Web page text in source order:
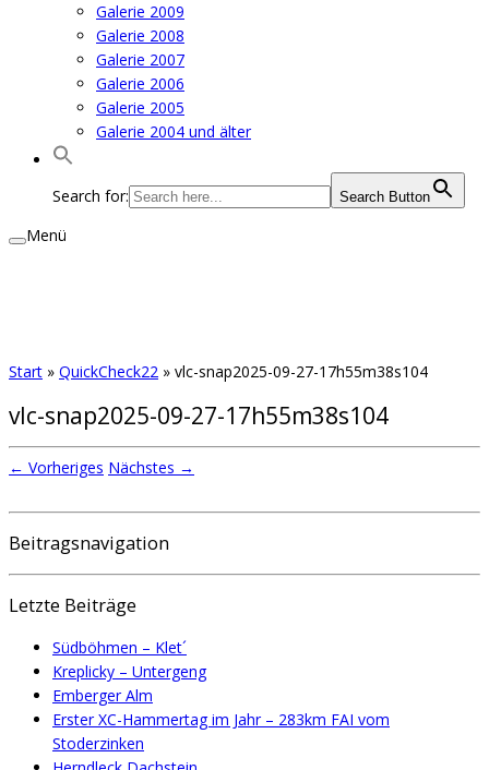
Galerie 2009
Galerie 2008
Galerie 2007
Galerie 2006
Galerie 2005
Galerie 2004 und älter
Search for: Search Button
Menü
Start » QuickCheck22 » vlc-snap2025-09-27-17h55m38s104
vlc-snap2025-09-27-17h55m38s104
← Vorheriges Nächstes →
Beitragsnavigation
Letzte Beiträge
Südböhmen – Klet´
Kreplicky – Untergeng
Emberger Alm
Erster XC-Hammertag im Jahr – 283km FAI vom
Stoderzinken